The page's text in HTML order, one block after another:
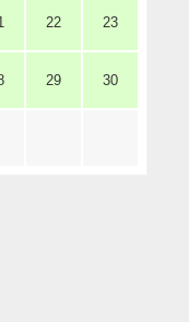
22 23
29 30